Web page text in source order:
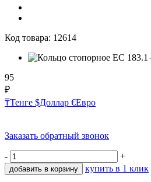
Код товара: 12614
95
₽
₸Тенге $Доллар €Евро
Заказать обратный звонок
- +
добавить в корзину купить в 1 клик